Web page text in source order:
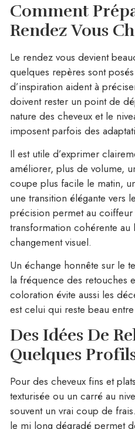
Comment
Rendez Vous
Le rendez vous devient
quelques repères sont
d’inspiration aident à
doivent rester un point de
nature des cheveux et le
imposent parfois des
Il est utile d’exprimer
améliorer, plus de volume,
coupe plus facile le matin,
une transition élégante vers
précision permet au
transformation cohérente au
changement visuel.
Un échange honnête sur le
la fréquence des retouches
coloration évite aussi les
est celui qui reste beau
Des Idées De
Quelques
Pour des cheveux fins et
texturisée ou un carré au
souvent un vrai coup de
le mi long dégradé permet